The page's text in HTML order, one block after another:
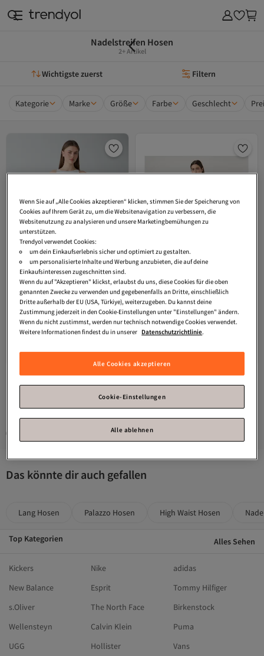
Nadelstreifen Hosen
2+ Artikel
Wichtigste zuerst Filtern
Kategorie Marke Größe Farbe Geschlecht
Trendyol Collection
Braune Hose
mit Nadelstreifen und Schal-
Versand Kostenlos
YAS.
YASPIMIS HMW Nadelstreifen-
Hose
Versand Kostenlos
Gratis Versand
44,54€
1
Gesponserte Artikel sind von Verkäufern hervorgehobene Werbeangebote.
Das könnte dir auch gefallen
Lang Hosen Palazzo Hosen High Waist Hosen
Top Kategorien Alles Sehen
Kickers Nike
adidas
New Balance
Esprit
Tommy Hilfiger
s.Oliver
The North Face
Birkenstock
Wellensteyn
Calvin Klein
Puma
UGG
Hollister
Vans
Wenn Sie auf „Alle Cookies akzeptieren“ klicken, stimmen Sie der Speicherung von
Cookies auf Ihrem Gerät zu, um die Websitenavigation zu verbessern, die
Websitenutzung zu analysieren und unsere Marketingbemühungen zu
unterstützen.
Trendyol verwendet Cookies:
um dein Einkaufserlebnis sicher und optimiert zu gestalten.
um personalisierte Inhalte und Werbung anzubieten, die auf deine
Einkaufsinteressen zugeschnitten sind.
Wenn du auf "Akzeptieren" klickst, erlaubst du uns, diese Cookies für die oben
genannten Zwecke zu verwenden und gegebenenfalls an Dritte, einschließlich
Dritte außerhalb der EU (USA, Türkiye), weiterzugeben. Du kannst deine
Zustimmung jederzeit in den Cookie-Einstellungen unter "Einstellungen" ändern.
Wenn du nicht zustimmst, werden nur technisch notwendige Cookies verwendet.
Weitere Informationen findest du in unserer Datenschutzrichtlinie.
Alle Cookies akzeptieren
Cookie-Einstellungen
Alle ablehnen